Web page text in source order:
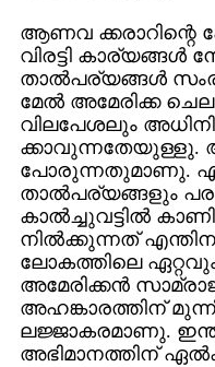
ആണവ ക്കരാറിന്റെ
വിരട്ടി
താല്‍പര്യങ്ങള്‍
മേല്‍ അമേരിക്ക
വിലപേശലും
ക്കാവുന്നതേയുള്ളു.
പോരുന്നതുമാണു.
താല്‍പര്യങ്ങളും
കാല്‍ച്ചുവട്ടില്‍
നില്‍ക്കുന്നത്
ലോകത്തിലെ
അമേരിക്കന്‍
അഹങ്കാരത്തിന്
ലജ്ജാകരമാണു.
അഭിമാനത്തിന്